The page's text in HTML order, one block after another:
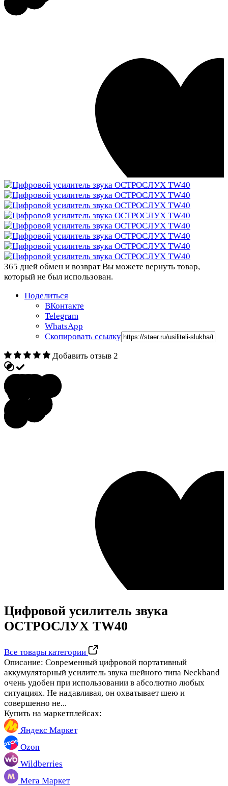
365 дней обмен и возвратВы можете вернуть товар,
который не был использован.
Поделиться
ВКонтакте
Telegram
WhatsApp
Скопировать ссылку
Добавить отзыв 2
Цифровой усилитель звука
ОСТРОСЛУХ TW40
Все товары категории
Описание: Современный цифровой портативный
аккумуляторный усилитель звука шейного типа Neckband
очень удобен при использовании в абсолютно любых
ситуациях. Не надавливая, он охватывает шею и
совершенно не...
Купить на маркетплейсах:
Яндекс Маркет
Ozon
Wildberries
Мега Маркет